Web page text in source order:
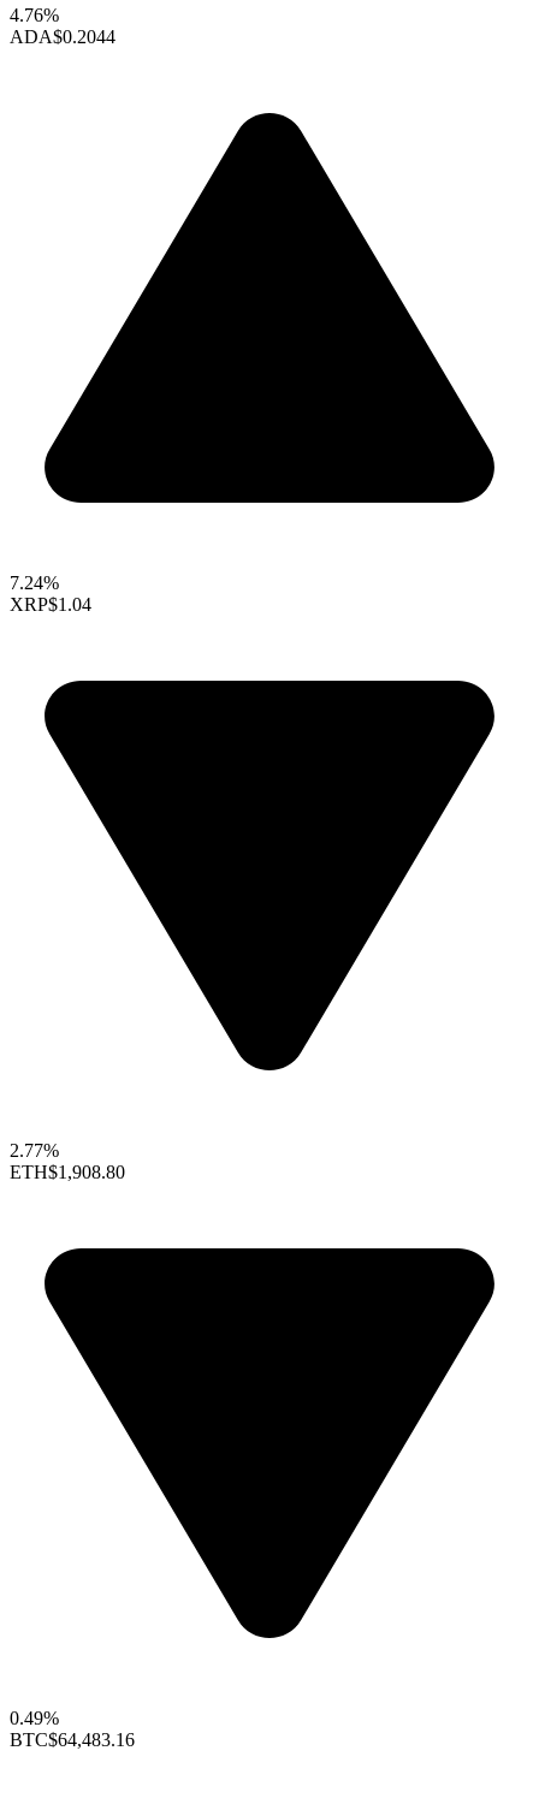
4.76%
ADA$0.2044
7.24%
XRP$1.04
2.77%
ETH$1,908.80
0.49%
BTC$64,483.16